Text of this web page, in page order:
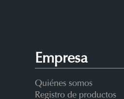
Empresa
Quiénes somos
Registro de productos